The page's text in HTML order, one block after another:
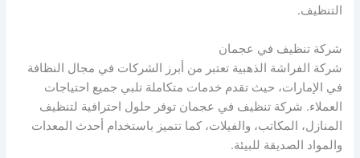
التنظيف.
شركة تنظيف في عجمان
شركة الفراشة الذهبية تعتبر من أبرز الشركات في مجال النظافة
في الإمارات، حيث تقدم خدمات متكاملة تلبي جميع احتياجات
العملاء. شركة تنظيف في عجمان توفر حلول احترافية لتنظيف
المنازل، المكاتب، والفيلات، كما تتميز باستخدام أحدث المعدات
والمواد الصديقة للبيئة.